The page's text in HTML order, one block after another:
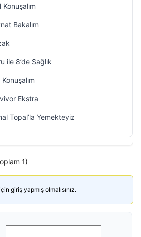
Bakalım
ile 8’de Sağlık
Ekstra
Topal’la Yemekteyiz
1)
giriş yapmış olmalısınız.